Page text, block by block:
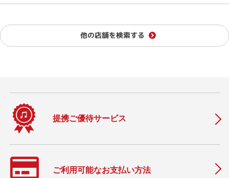
他の店舗を検索する
提携ご優待サービス
ご利用可能なお支払い方法